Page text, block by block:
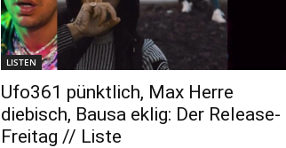
LISTEN
Ufo361 pünktlich, Max Herre
diebisch, Bausa eklig: Der Release-
Freitag // Liste